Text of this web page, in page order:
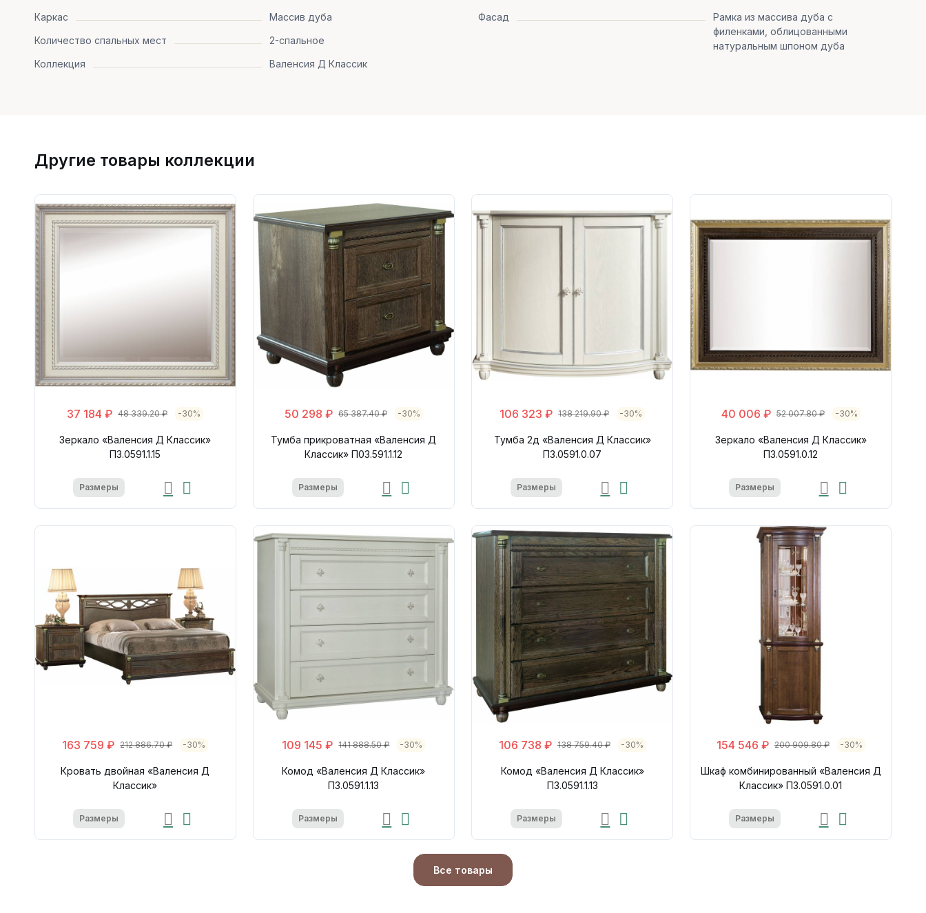
Каркас
Массив дуба
Количество спальных мест
2-спальное
Коллекция
Валенсия Д Классик
Фасад
Рамка из массива дуба с
филенками, облицованными
натуральным шпоном дуба
Другие товары коллекции
37 184 ₽ 48 339.20 ₽ -30%
Зеркало «Валенсия Д Классик»
П3.0591.1.15
Размеры
50 298 ₽ 65 387.40 ₽ -30%
Тумба прикроватная «Валенсия Д
Классик» П03.591.1.12
Размеры
106 323 ₽ 138 219.90 ₽ -30%
Тумба 2д «Валенсия Д Классик»
П3.0591.0.07
Размеры
40 006 ₽ 52 007.80 ₽ -30%
Зеркало «Валенсия Д Классик»
П3.0591.0.12
Размеры
163 759 ₽ 212 886.70 ₽ -30%
Кровать двойная «Валенсия Д
Классик»
Размеры
109 145 ₽ 141 888.50 ₽ -30%
Комод «Валенсия Д Классик»
П3.0591.1.13
Размеры
106 738 ₽ 138 759.40 ₽ -30%
Комод «Валенсия Д Классик»
П3.0591.1.13
Размеры
154 546 ₽ 200 909.80 ₽ -30%
Шкаф комбинированный «Валенсия Д
Классик» П3.0591.0.01
Размеры
Все товары